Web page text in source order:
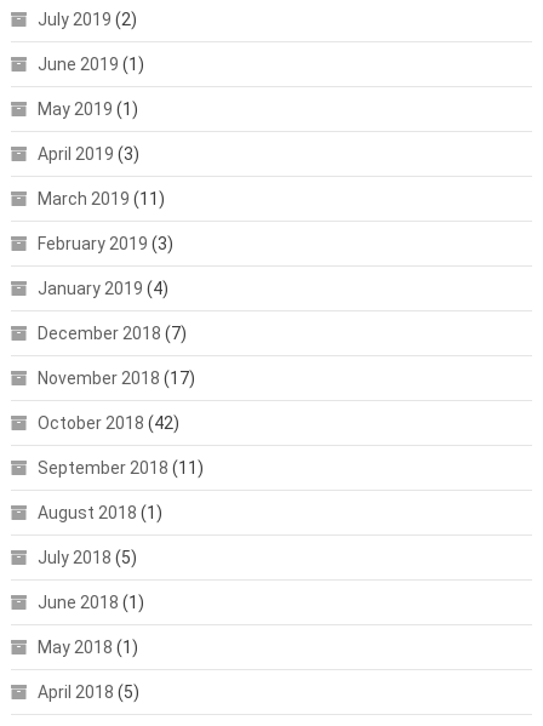
July 2019 (2)
June 2019 (1)
May 2019 (1)
April 2019 (3)
March 2019 (11)
February 2019 (3)
January 2019 (4)
December 2018 (7)
November 2018 (17)
October 2018 (42)
September 2018 (11)
August 2018 (1)
July 2018 (5)
June 2018 (1)
May 2018 (1)
April 2018 (5)